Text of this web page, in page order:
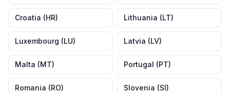
Croatia (HR) Lithuania (LT)
Luxembourg (LU) Latvia (LV)
Malta (MT) Portugal (PT)
Romania (RO) Slovenia (SI)